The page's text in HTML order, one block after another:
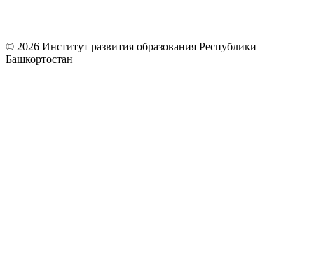
© 2026 Институт развития образования Республики
Башкортостан